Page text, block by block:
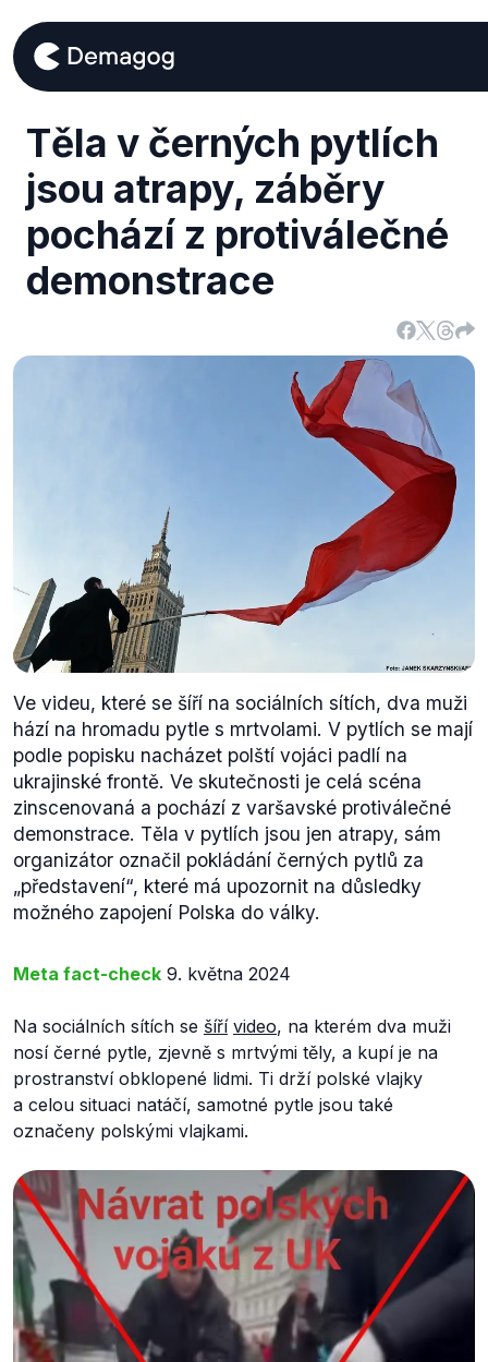
Těla v černých pytlích
jsou atrapy, záběry
pochází z protiválečné
demonstrace
Ve videu, které se šíří na sociálních sítích, dva muži
hází na hromadu pytle s mrtvolami. V pytlích se mají
podle popisku nacházet polští vojáci padlí na
ukrajinské frontě. Ve skutečnosti je celá scéna
zinscenovaná a pochází z varšavské protiválečné
demonstrace. Těla v pytlích jsou jen atrapy, sám
organizátor označil pokládání černých pytlů za
„představení“, které má upozornit na důsledky
možného zapojení Polska do války.
Meta fact-check 9. května 2024
Na sociálních sítích se šíří video, na kterém dva muži
nosí černé pytle, zjevně s mrtvými těly, a kupí je na
prostranství obklopené lidmi. Ti drží polské vlajky
a celou situaci natáčí, samotné pytle jsou také
označeny polskými vlajkami.